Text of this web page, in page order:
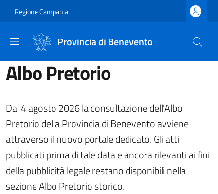
Regione Campania
Provincia di Benevento
Albo Pretorio
Dal 4 agosto 2026 la consultazione dell'Albo
Pretorio della Provincia di Benevento avviene
attraverso il nuovo portale dedicato. Gli atti
pubblicati prima di tale data e ancora rilevanti ai fini
della pubblicità legale restano disponibili nella
sezione Albo Pretorio storico.